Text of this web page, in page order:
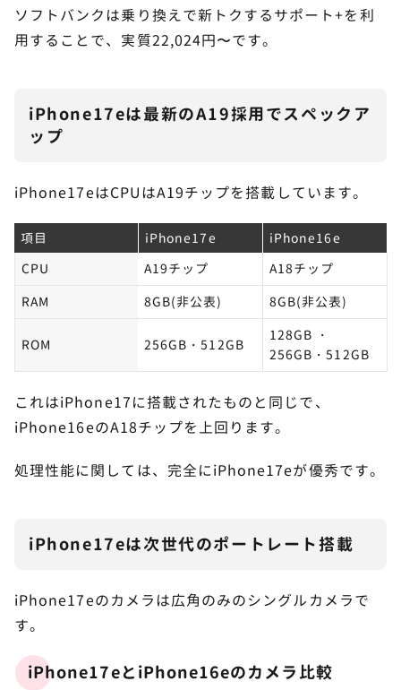
ソフトバンクは乗り換えで新トクするサポート+を利
用することで、実質22,024円〜です。
iPhone17eは最新のA19採用でスペックア
ップ
iPhone17eはCPUはA19チップを搭載しています。
項目 iPhone17e
iPhone16e
CPU
A19チップ
A18チップ
RAM
8GB(非公表) 8GB(非公表)
ROM 256GB・512GB
128GB ・
256GB・512GB
これはiPhone17に搭載されたものと同じで、
iPhone16eのA18チップを上回ります。
処理性能に関しては、完全にiPhone17eが優秀です。
iPhone17eは次世代のポートレート搭載
iPhone17eのカメラは広角のみのシングルカメラで
す。
iPhone17eとiPhone16eのカメラ比較